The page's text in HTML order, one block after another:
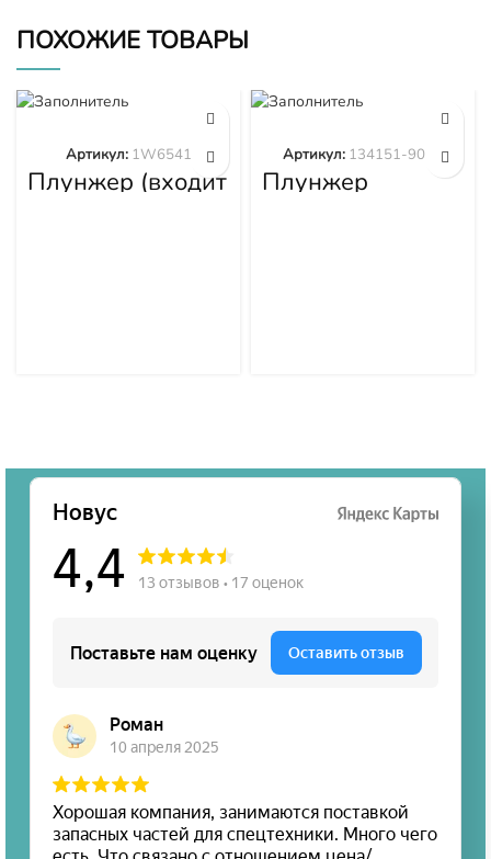
ПОХОЖИЕ ТОВАРЫ
Плунжер (входит
в 1W6539)
Артикул: 1W6541
Плунжер
134151-9020
Артикул: 134151-9020